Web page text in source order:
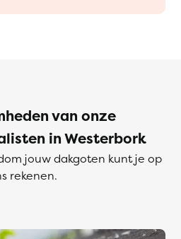
van onze
in Westerbork
jouw dakgoten kunt je op
rekenen.